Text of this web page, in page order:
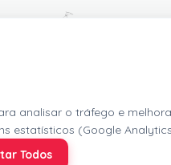
analisar o tráfego e
estatísticos (Google
Todos